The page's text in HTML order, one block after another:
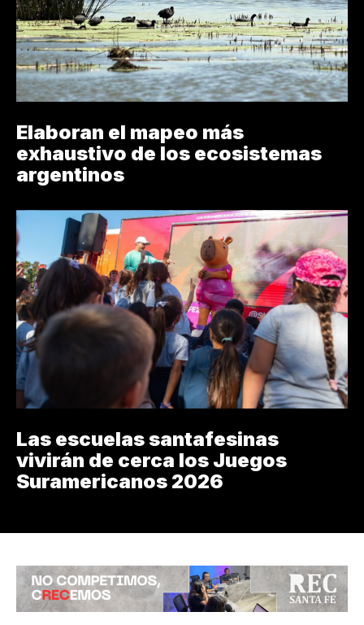
Elaboran el mapeo más
exhaustivo de los ecosistemas
argentinos
Las escuelas santafesinas
vivirán de cerca los Juegos
Suramericanos 2026